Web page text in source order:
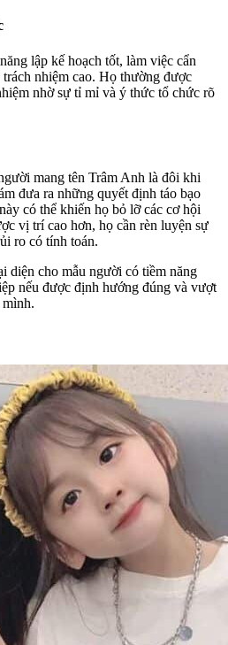
lập kế hoạch tốt, làm việc cẩn
nhiệm cao. Họ thường được
nhờ sự tỉ mỉ và ý thức tổ chức rõ
mang tên Trâm Anh là đôi khi
đưa ra những quyết định táo bạo
có thể khiến họ bỏ lỡ các cơ hội
vị trí cao hơn, họ cần rèn luyện sự
ro có tính toán.
diện cho mẫu người có tiềm năng
nếu được định hướng đúng và vượt
mình.